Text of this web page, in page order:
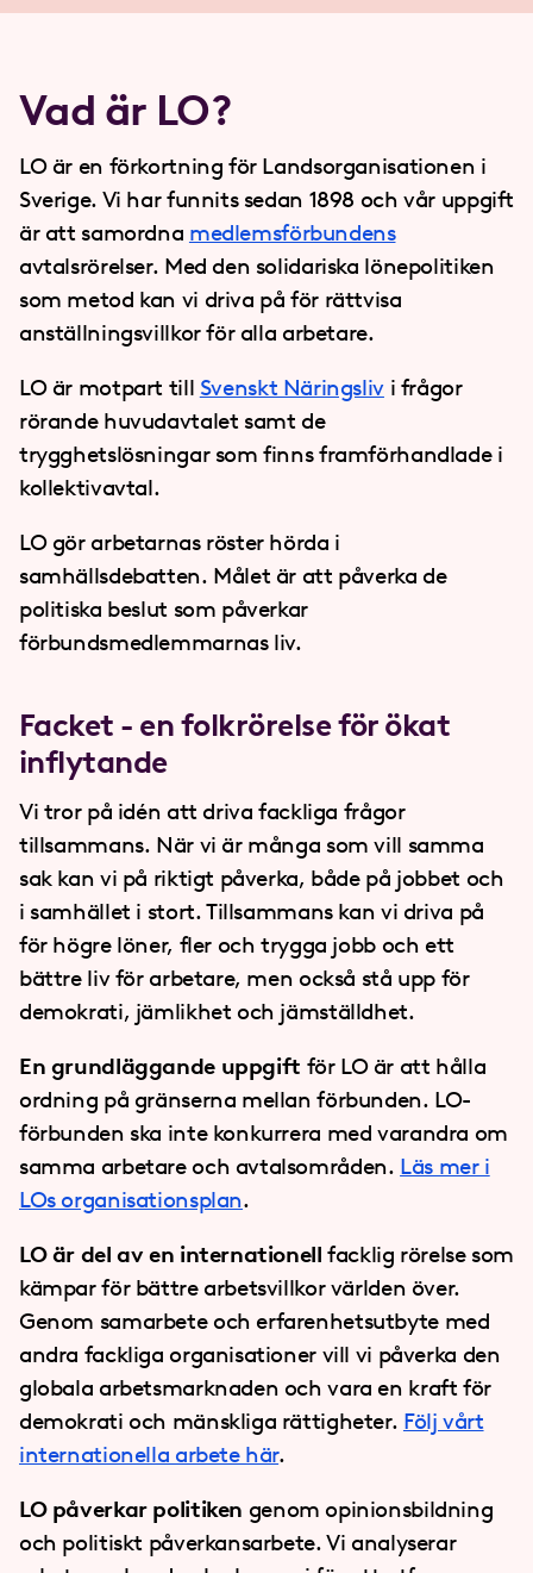
Vad är LO?
LO är en förkortning för Landsorganisationen i
Sverige. Vi har funnits sedan 1898 och vår uppgift
är att samordna medlemsförbundens
avtalsrörelser. Med den solidariska lönepolitiken
som metod kan vi driva på för rättvisa
anställningsvillkor för alla arbetare.
LO är motpart till Svenskt Näringslivi frågor
rörande huvudavtalet samt de
trygghetslösningar som finns framförhandlade i
kollektivavtal.
LO gör arbetarnas röster hörda i
samhällsdebatten. Målet är att påverka de
politiska beslut som påverkar
förbundsmedlemmarnas liv.
Facket - en folkrörelse för ökat
inflytande
Vi tror på idén att driva fackliga frågor
tillsammans. När vi är många som vill samma
sak kan vi på riktigt påverka, både på jobbet och
i samhället i stort. Tillsammans kan vi driva på
för högre löner, fler och trygga jobb och ett
bättre liv för arbetare, men också stå upp för
demokrati, jämlikhet och jämställdhet.
En grundläggande uppgift för LO är att hålla
ordning på gränserna mellan förbunden. LO-
förbunden ska inte konkurrera med varandra om
samma arbetare och avtalsområden. Läs mer i
LOs organisationsplan.
LO är del av en internationell facklig rörelse som
kämpar för bättre arbetsvillkor världen över.
Genom samarbete och erfarenhetsutbyte med
andra fackliga organisationer vill vi påverka den
globala arbetsmarknaden och vara en kraft för
demokrati och mänskliga rättigheter. Följ vårt
internationella arbete här.
LO påverkar politiken genom opinionsbildning
och politiskt påverkansarbete. Vi analyserar